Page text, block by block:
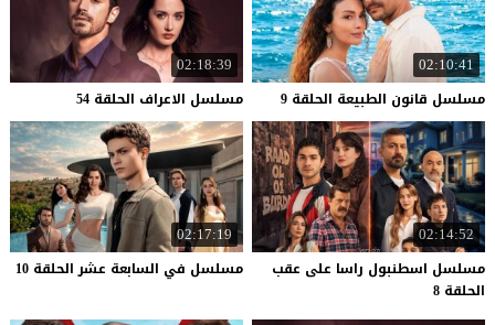
02:10:41
مسلسل قانون الطبيعة الحلقة 9
02:18:39
مسلسل الاعراف الحلقة 54
02:14:52
مسلسل اسطنبول راسا على عقب
الحلقة 8
02:17:19
مسلسل في السابعة عشر الحلقة 10